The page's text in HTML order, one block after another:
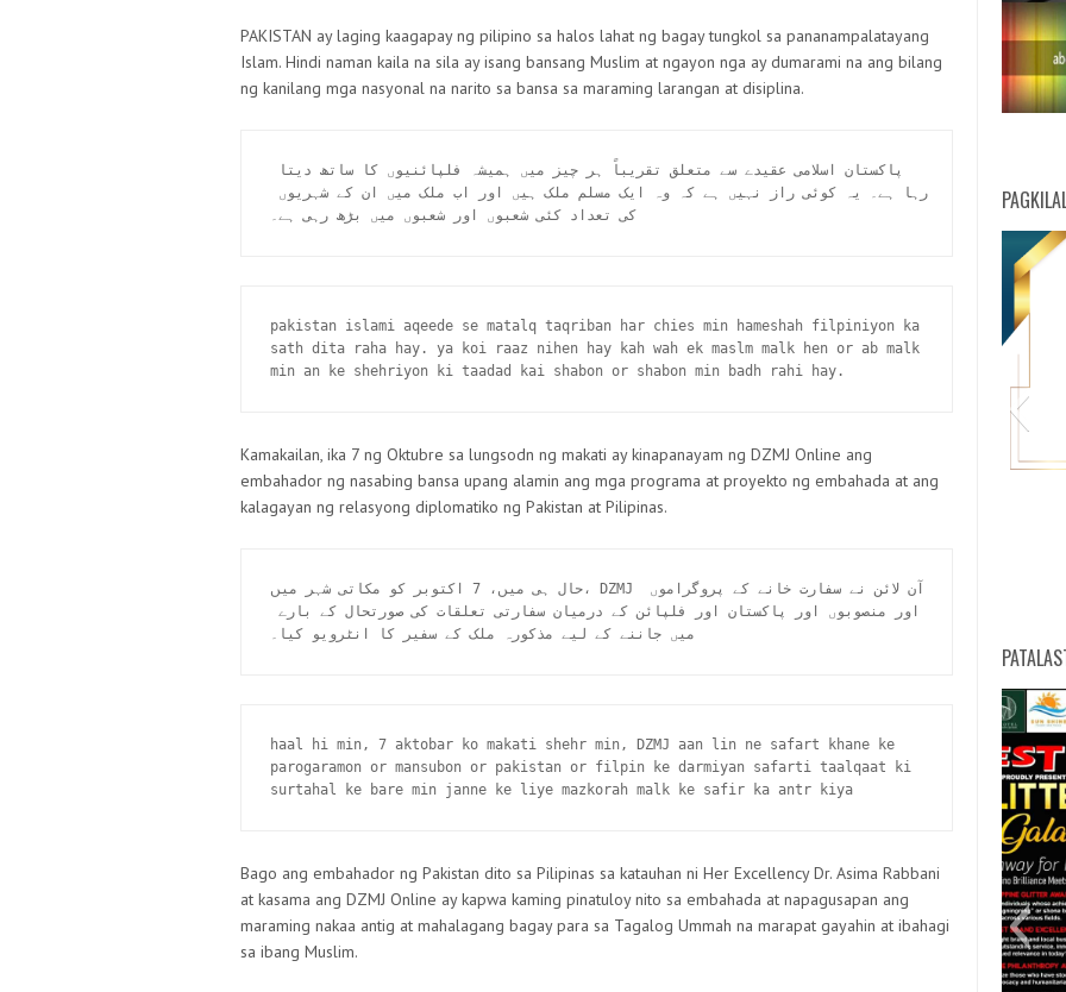
PAKISTAN ay laging kaagapay ng pilipino sa halos lahat ng bagay tungkol sa pananampalatayang
Islam. Hindi naman kaila na sila ay isang bansang Muslim at ngayon nga ay dumarami na ang bilang
ng kanilang mga nasyonal na narito sa bansa sa maraming larangan at disiplina.
کی تعداد کئی شعبوں اور شعبوں میں بڑھ رہی ہے۔
pakistan islami aqeede se matalq taqriban har chies min hameshah filpiniyon ka
sath dita raha hay. ya koi raaz nihen hay kah wah ek maslm malk hen or ab malk
min an ke shehriyon ki taadad kai shabon or shabon min badh rahi hay.
Kamakailan, ika 7 ng Oktubre sa lungsodn ng makati ay kinapanayam ng DZMJ Online ang
embahador ng nasabing bansa upang alamin ang mga programa at proyekto ng embahada at ang
kalagayan ng relasyong diplomatiko ng Pakistan at Pilipinas.
حال ہی میں، 7 اکتوبر کو مکاتی شہر میں، DZMJ آن لائن نے سفارت خانے کے پروگراموں
میں جاننے کے لیے مذکورہ ملک کے سفیر کا انٹرویو کیا۔
haal hi min, 7 aktobar ko makati shehr min, DZMJ aan lin ne safart khane ke
parogaramon or mansubon or pakistan or filpin ke darmiyan safarti taalqaat ki
surtahal ke bare min janne ke liye mazkorah malk ke safir ka antr kiya
Bago ang embahador ng Pakistan dito sa Pilipinas sa katauhan ni Her Excellency Dr. Asima Rabbani
at kasama ang DZMJ Online ay kapwa kaming pinatuloy nito sa embahada at napagusapan ang
maraming nakaa antig at mahalagang bagay para sa Tagalog Ummah na marapat gayahin at ibahagi
sa ibang Muslim.
cert